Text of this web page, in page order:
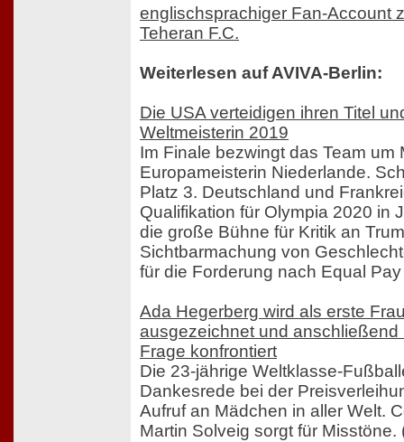
englischsprachiger Fan-Account
Teheran F.C.
Weiterlesen auf AVIVA-Berlin:
Die USA verteidigen ihren Titel
Weltmeisterin 2019
Im Finale bezwingt das Team um
Europameisterin Niederlande.
Platz 3. Deutschland und
Qualifikation für Olympia 2020 in
die große Bühne für Kritik an
Sichtbarmachung von
für die Forderung nach Equal
Ada Hegerberg wird als erste
ausgezeichnet und anschließend
Frage konfrontiert
Die 23-jährige Weltklasse-
Dankesrede bei der
Aufruf an Mädchen in aller Welt.
Martin Solveig sorgt für Misstöne.